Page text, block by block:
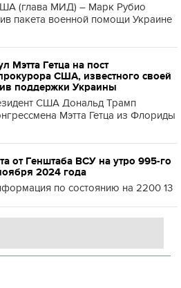
(глава МИД) – Марк Рубио
пакета военной помощи Украине
Мэтта Гетца на пост
США, известного своей
поддержки Украины
США Дональд Трамп
Мэтта Гетца из Флориды
от Генштаба ВСУ на утро 995-го
2024 года
по состоянию на 2200 13